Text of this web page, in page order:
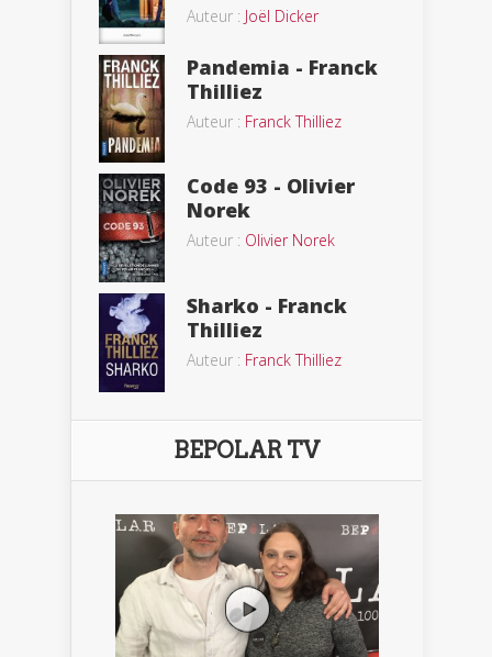
Auteur : Joël Dicker
Pandemia - Franck
Thilliez
Auteur : Franck Thilliez
Code 93 - Olivier
Norek
Auteur : Olivier Norek
Sharko - Franck
Thilliez
Auteur : Franck Thilliez
BEPOLAR TV